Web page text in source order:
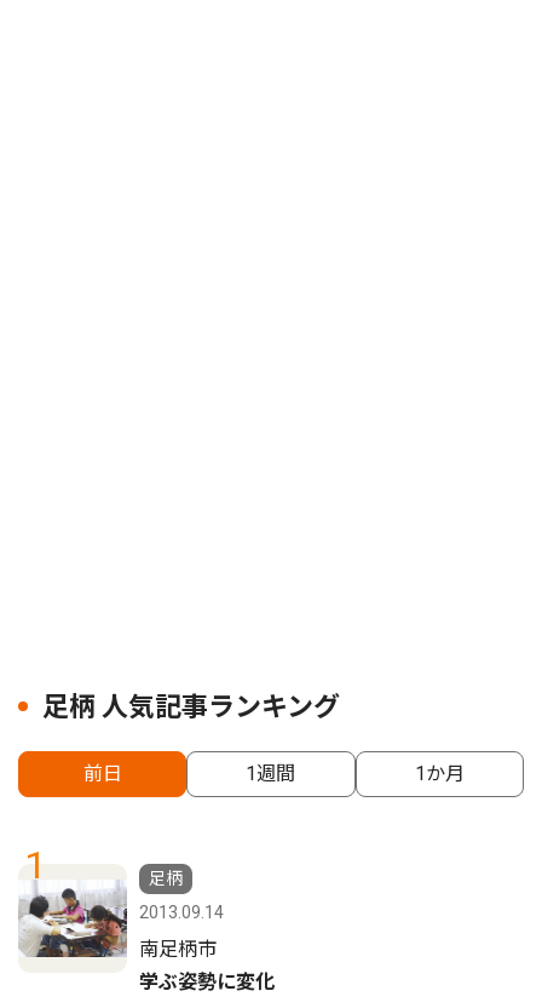
足柄 人気記事ランキング
前日 1週間 1か月
1
足柄
2013.09.14
南足柄市
学ぶ姿勢に変化